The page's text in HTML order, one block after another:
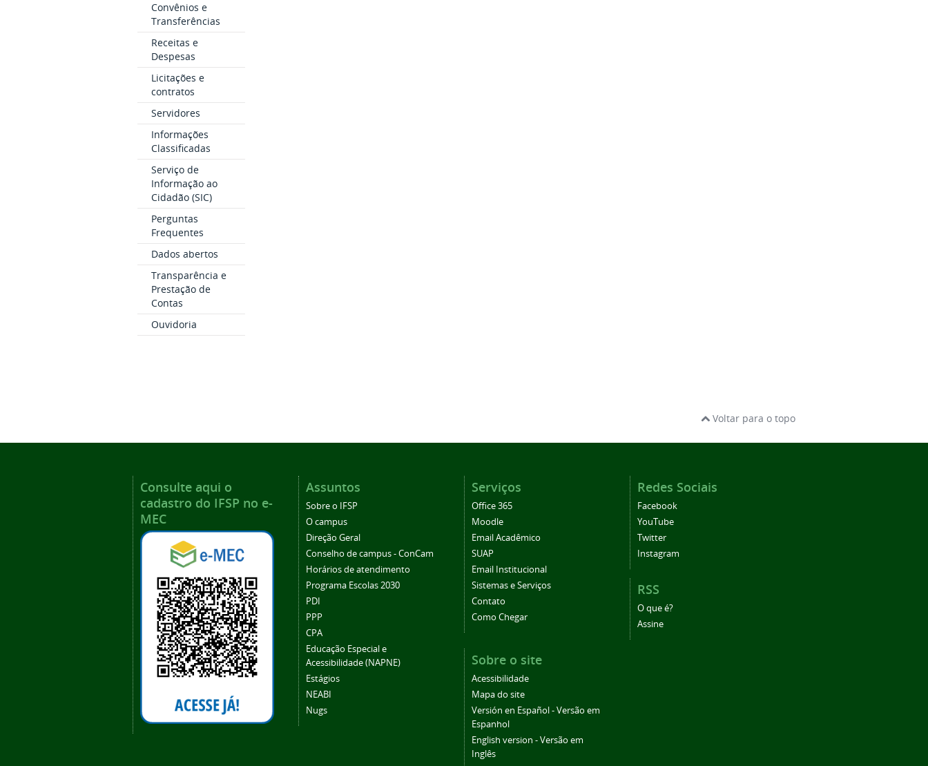
Convênios e
Transferências
Receitas e
Despesas
Licitações e
contratos
Servidores
Informações
Classificadas
Serviço de
Informação ao
Cidadão (SIC)
Perguntas
Frequentes
Dados abertos
Transparência e
Prestação de
Contas
Ouvidoria
Voltar para o topo
Consulte aqui o
cadastro do IFSP no e-
MEC
Assuntos
Sobre o IFSP
O campus
Direção Geral
Conselho de campus - ConCam
Horários de atendimento
Programa Escolas 2030
PDI
PPP
CPA
Educação Especial e
Acessibilidade (NAPNE)
Estágios
NEABI
Nugs
Serviços
Office 365
Moodle
Email Acadêmico
SUAP
Email Institucional
Sistemas e Serviços
Contato
Como Chegar
Redes Sociais
Facebook
YouTube
Twitter
Instagram
RSS
O que é?
Assine
Sobre o site
Acessibilidade
Mapa do site
Versión en Español - Versão em
Espanhol
English version - Versão em
Inglês